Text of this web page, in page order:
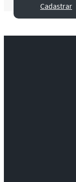
Cadastrar